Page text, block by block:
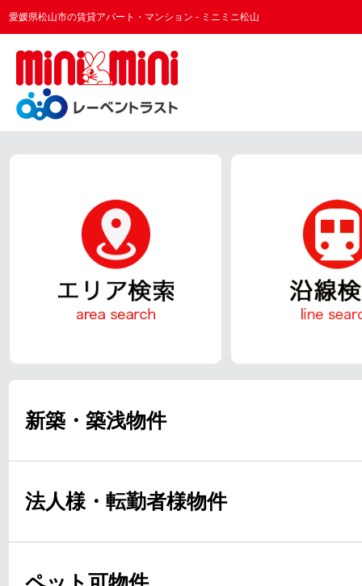
愛媛県松山市の賃貸アパート・マンション - ミニミニ松山
新築・築浅物件
法人様・転勤者様物件